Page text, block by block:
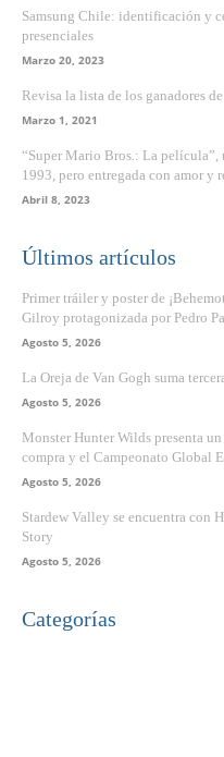
Samsung Chile: identificación y
presenciales
Marzo 20, 2023
Revisa la lista de los ganadores
Marzo 1, 2021
“Super Mario Bros.: La película”,
1993, pero entregada con amor y
Abril 8, 2023
Últimos artículos
Primer tráiler y poster de
Gilroy protagonizada por Pedro
Agosto 5, 2026
La Oreja de Van Gogh suma
Agosto 5, 2026
Monster Hunter Wilds presenta
compra y el Campeonato Global
Agosto 5, 2026
Stardew Valley se encuentra con
Story
Agosto 5, 2026
Categorías